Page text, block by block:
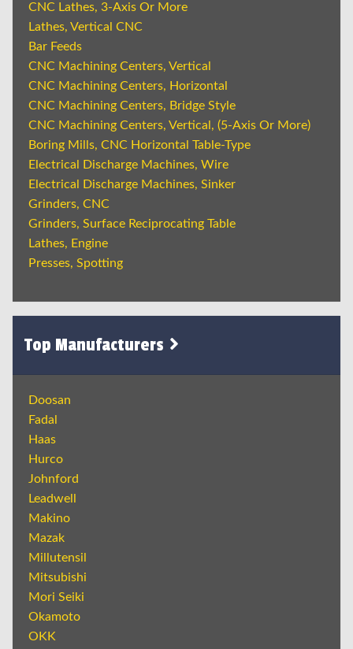
CNC Lathes, 3-Axis Or More
Lathes, Vertical CNC
Bar Feeds
CNC Machining Centers, Vertical
CNC Machining Centers, Horizontal
CNC Machining Centers, Bridge Style
CNC Machining Centers, Vertical, (5-Axis Or More)
Boring Mills, CNC Horizontal Table-Type
Electrical Discharge Machines, Wire
Electrical Discharge Machines, Sinker
Grinders, CNC
Grinders, Surface Reciprocating Table
Lathes, Engine
Presses, Spotting
Top Manufacturers
Doosan
Fadal
Haas
Hurco
Johnford
Leadwell
Makino
Mazak
Millutensil
Mitsubishi
Mori Seiki
Okamoto
OKK